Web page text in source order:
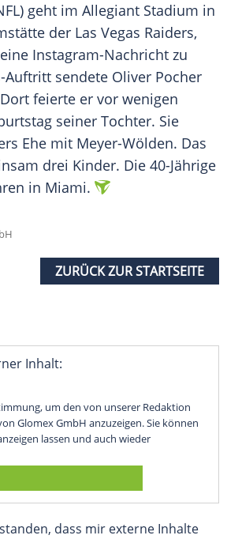
) geht im Allegiant Stadium in
der Las Vegas Raiders,
Instagram-Nachricht zu
Auftritt sendete Oliver Pocher
feierte er vor wenigen
seiner Tochter. Sie
Ehe mit Meyer-Wölden. Das
drei Kinder. Die 40-Jährige
in Miami.
ZURÜCK ZUR STARTSEITE
Inhalt:
um den von unserer Redaktion
Glomex GmbH anzuzeigen. Sie können
lassen und auch wieder
dass mir externe Inhalte